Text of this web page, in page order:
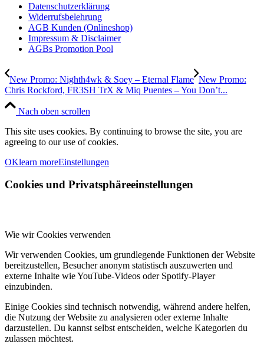
Datenschutzerklärung
Widerrufsbelehrung
AGB Kunden (Onlineshop)
Impressum & Disclaimer
AGBs Promotion Pool
New Promo: Nighth4wk & Soey – Eternal Flame New Promo:
Chris Rockford, FR3SH TrX & Miq Puentes – You Don’t...
Nach oben scrollen
This site uses cookies. By continuing to browse the site, you are
agreeing to our use of cookies.
OKlearn moreEinstellungen
Cookies und Privatsphäreeinstellungen
Wie wir Cookies verwenden
Wir verwenden Cookies, um grundlegende Funktionen der Website
bereitzustellen, Besucher anonym statistisch auszuwerten und
externe Inhalte wie YouTube-Videos oder Spotify-Player
einzubinden.
Einige Cookies sind technisch notwendig, während andere helfen,
die Nutzung der Website zu analysieren oder externe Inhalte
darzustellen. Du kannst selbst entscheiden, welche Kategorien du
zulassen möchtest.